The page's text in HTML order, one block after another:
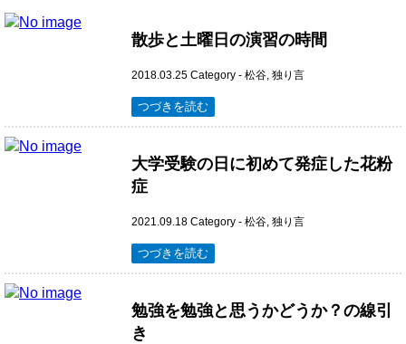
散歩と土曜日の演習の時間
2018.03.25 Category - 松谷, 独り言
つづきを読む
大学受験の日に初めて発症した花粉
症
2021.09.18 Category - 松谷, 独り言
つづきを読む
勉強を勉強と思うかどうか？の線引
き